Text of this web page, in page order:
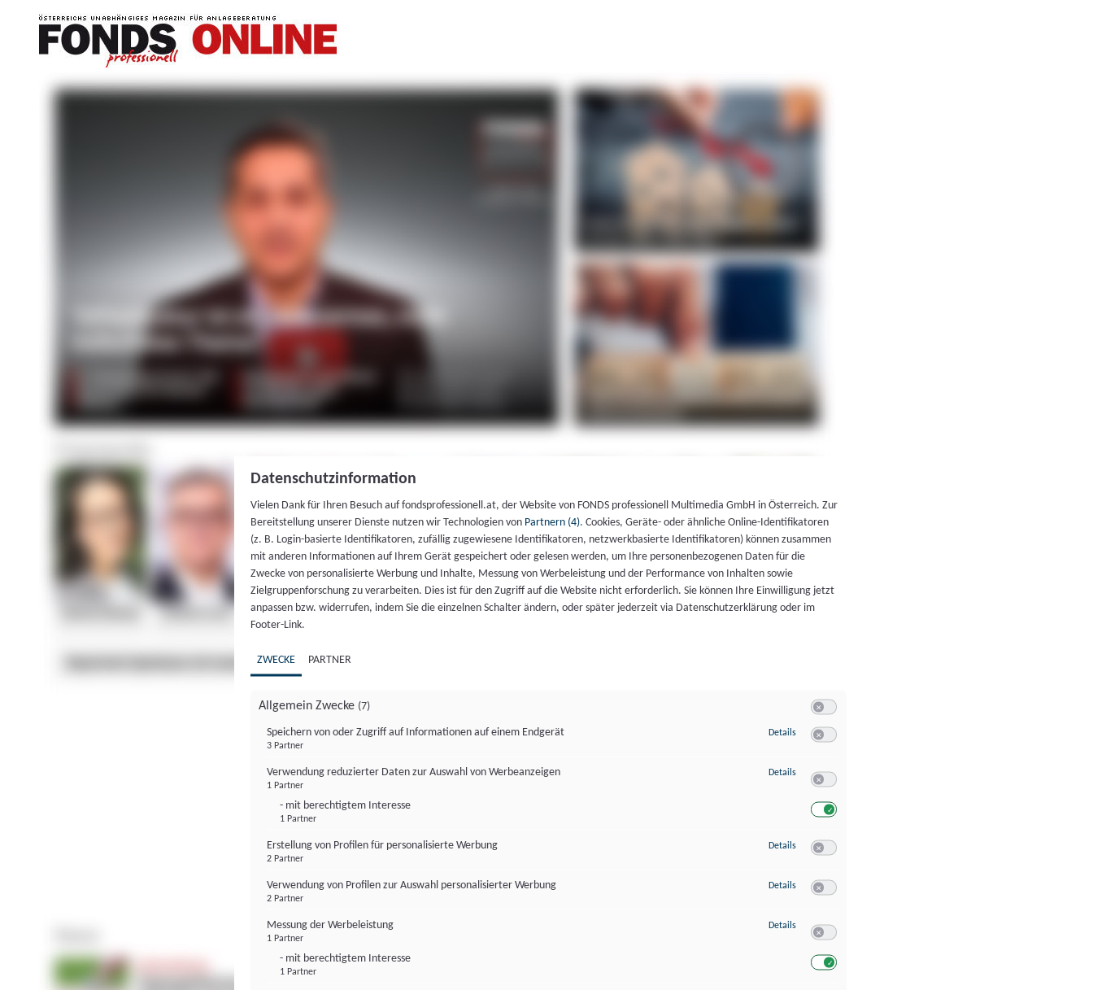
Datenschutzinformation
Vielen Dank für Ihren Besuch auf fondsprofessionell.at, der Website von FONDS professionell Multimedia GmbH in Österreich. Zur
Bereitstellung unserer Dienste nutzen wir Technologien von Partnern (4). Cookies, Geräte- oder ähnliche Online-Identifikatoren
(z. B. Login-basierte Identifikatoren, zufällig zugewiesene Identifikatoren, netzwerkbasierte Identifikatoren) können zusammen
mit anderen Informationen auf Ihrem Gerät gespeichert oder gelesen werden, um Ihre personenbezogenen Daten für die
Zwecke von personalisierte Werbung und Inhalte, Messung von Werbeleistung und der Performance von Inhalten sowie
Zielgruppenforschung zu verarbeiten. Dies ist für den Zugriff auf die Website nicht erforderlich. Sie können Ihre Einwilligung jetzt
anpassen bzw. widerrufen, indem Sie die einzelnen Schalter ändern, oder später jederzeit via Datenschutzerklärung oder im
Footer-Link.
ZWECKE PARTNER
Allgemein Zwecke (7)
Speichern von oder Zugriff auf Informationen auf einem Endgerät
3 Partner
Details zu Speichern von oder Zugriff auf Informationen auf einem Endgerät
Verwendung reduzierter Daten zur Auswahl von Werbeanzeigen
1 Partner
- mit berechtigtem Interesse
1 Partner
Details zu Verwendung reduzierter Daten zur Auswahl von Werbeanzeigen
Erstellung von Profilen für personalisierte Werbung
2 Partner
Details zu Erstellung von Profilen für personalisierte Werbung
Verwendung von Profilen zur Auswahl personalisierter Werbung
2 Partner
Details zu Verwendung von Profilen zur Auswahl personalisierter Werbung
Messung der Werbeleistung
1 Partner
- mit berechtigtem Interesse
1 Partner
Details zu Messung der Werbeleistung